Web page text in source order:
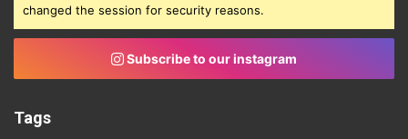
changed the session for security reasons.
Subscribe to our instagram
Tags